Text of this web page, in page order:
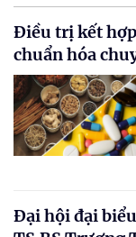
Điều trị kết
chuẩn hóa
Đại hội đại